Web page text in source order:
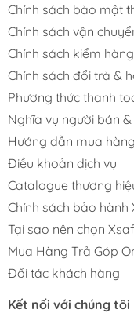
Chính sách bảo mật
Chính sách vận
Chính sách kiểm hàng
Chính sách đổi trả &
Phương thức thanh
Nghĩa vụ người bán
Hướng dẫn mua hàng
Điều khoản dịch vụ
Catalogue thương
Chính sách bảo hành
Tại sao nên chọn
Mua Hàng Trả Góp
Đối tác khách hàng
Kết nối với chúng tôi